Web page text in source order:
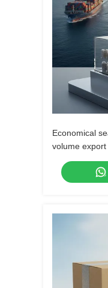
Economical
volume